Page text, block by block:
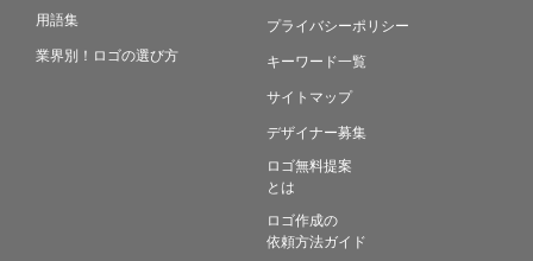
用語集
業界別！ロゴの選び方
プライバシーポリシー
キーワード一覧
サイトマップ
デザイナー募集
ロゴ無料提案
とは
ロゴ作成の
依頼方法ガイド